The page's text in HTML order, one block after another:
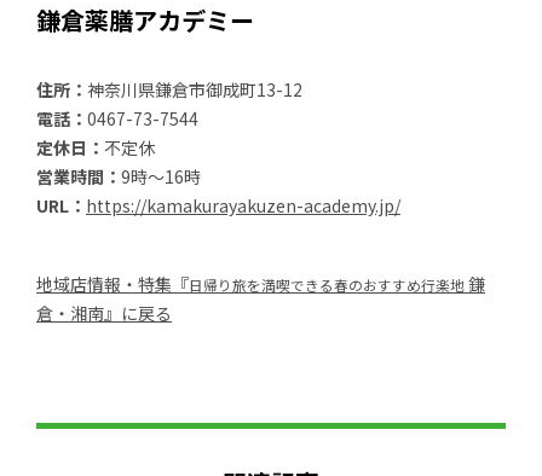
鎌倉薬膳アカデミー
住所： 神奈川県鎌倉市御成町13-12
電話： 0467-73-7544
定休日： 不定休
営業時間： 9時～16時
URL： https://kamakurayakuzen-academy.jp/
地域店情報・特集『日帰り旅を満喫できる春のおすすめ行楽地鎌
倉・湘南』に戻る